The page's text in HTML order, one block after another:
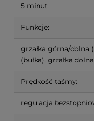
5 minut
Funkcje:
grzałka górna/dolna
(bułka), grzałka
Prędkość taśmy:
regulacja